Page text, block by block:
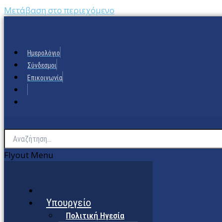
Μετάβαση στο περιεχόμενο
Ημερολόγιο
Σύνδεσμοι
Επικοινωνία
Flyout Menu
Υπουργείο
Πολιτική Ηγεσία